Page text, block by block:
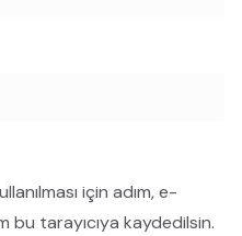
için adım, e-
tarayıcıya kaydedilsin.